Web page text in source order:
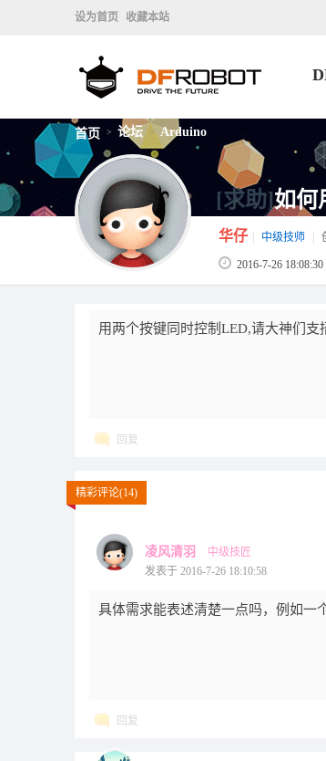
设为首页 收藏本站
首页 > 论坛 > Arduino
[求助]如何
华仔 中级技师
2016-7-26 18:08:30
用两个按键同时控制LED,请大神们支
回复
精彩评论(14)
凌风清羽
中级技匠
发表于 2016-7-26 18:10:58
具体需求能表述清楚一点吗，例如一
回复